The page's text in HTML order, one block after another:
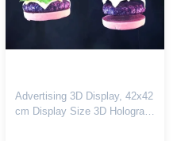
Advertising 3D Display, 42x42
cm Display Size 3D Hologram